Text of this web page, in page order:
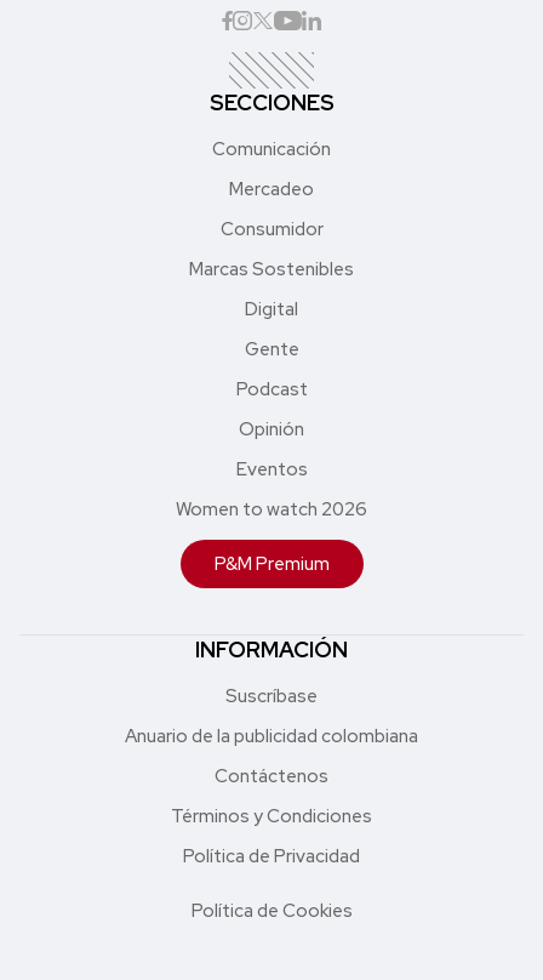
SECCIONES
Comunicación
Mercadeo
Consumidor
Marcas Sostenibles
Digital
Gente
Podcast
Opinión
Eventos
Women to watch 2026
P&M Premium
INFORMACIÓN
Suscríbase
Anuario de la publicidad colombiana
Contáctenos
Términos y Condiciones
Política de Privacidad
Política de Cookies